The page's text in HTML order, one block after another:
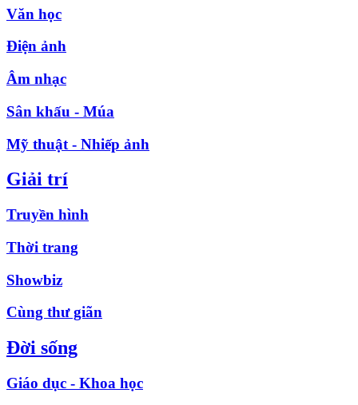
Văn học
Điện ảnh
Âm nhạc
Sân khấu - Múa
Mỹ thuật - Nhiếp ảnh
Giải trí
Truyền hình
Thời trang
Showbiz
Cùng thư giãn
Đời sống
Giáo dục - Khoa học